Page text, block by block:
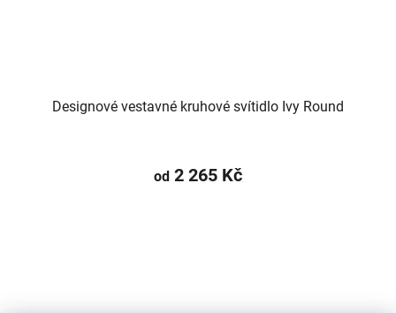
Designové vestavné kruhové svítidlo Ivy Round
od 2 265 Kč